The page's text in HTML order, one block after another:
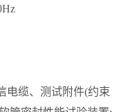
电缆、测试附件(约束